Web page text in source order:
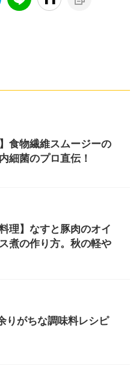
食物繊維スムージーの
細菌のプロ直伝！
理】なすと豚肉のオイ
煮の作り方。秋の軽や
りがちな調味料レシピ